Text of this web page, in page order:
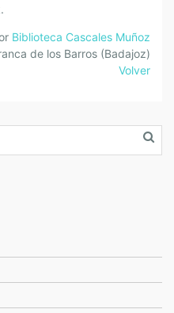
Biblioteca Cascales Muñoz
de los Barros (Badajoz)
Volver